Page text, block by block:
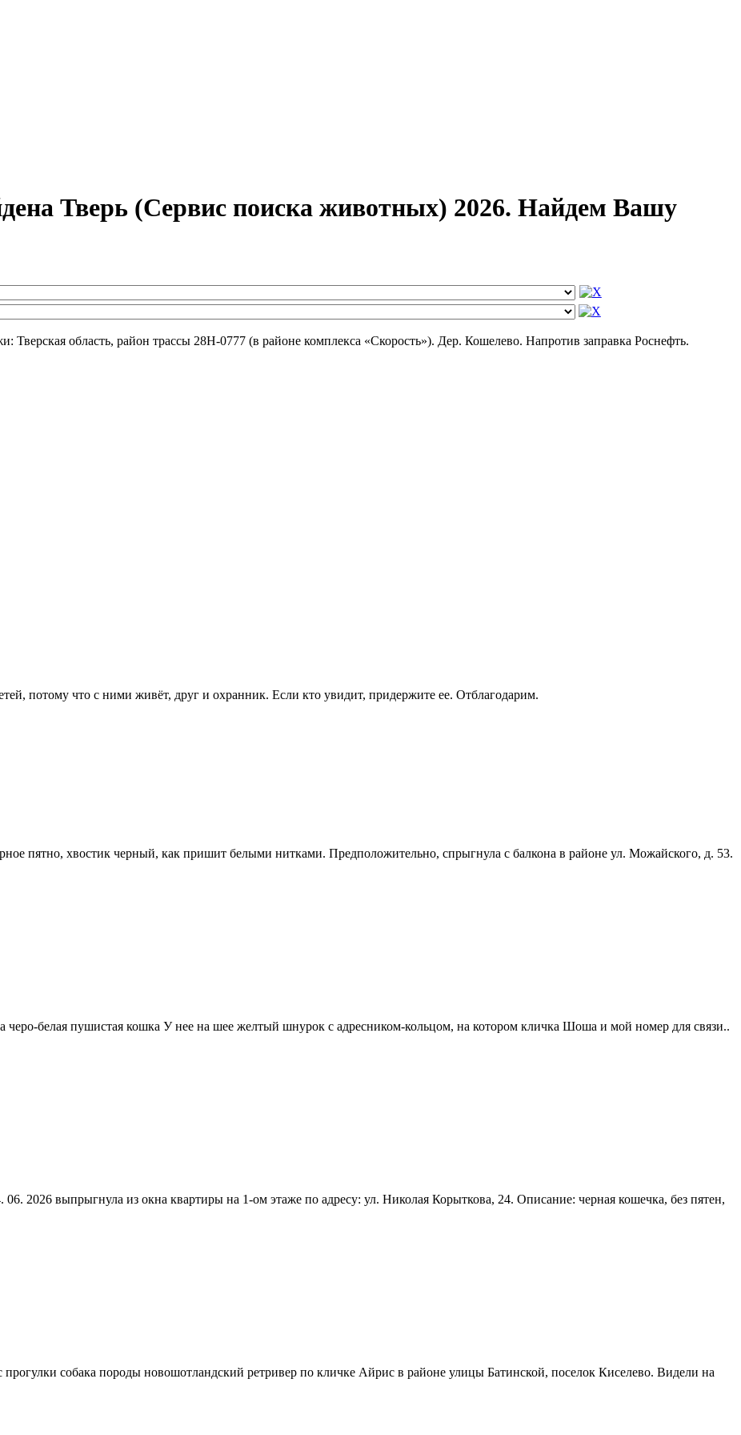
Тверь (Сервис поиска животных) 2026. Найдем Вашу
область, район трассы 28Н-0777 (в районе комплекса «Скорость»). Дер. Кошелево. Напротив заправка Роснефть.
потому что с ними живёт, друг и охранник. Если кто увидит, придержите ее. Отблагодарим.
пятно, хвостик черный, как пришит белыми нитками. Предположительно, спрыгнула с балкона в районе ул. Можайского, д. 53.
черо-белая пушистая кошка У нее на шее желтый шнурок с адресником-кольцом, на котором кличка Шоша и мой номер для связи..
выпрыгнула из окна квартиры на 1-ом этаже по адресу: ул. Николая Корыткова, 24. Описание: черная кошечка, без пятен,
собака породы новошотландский ретривер по кличке Айрис в районе улицы Батинской, поселок Киселево. Видели на